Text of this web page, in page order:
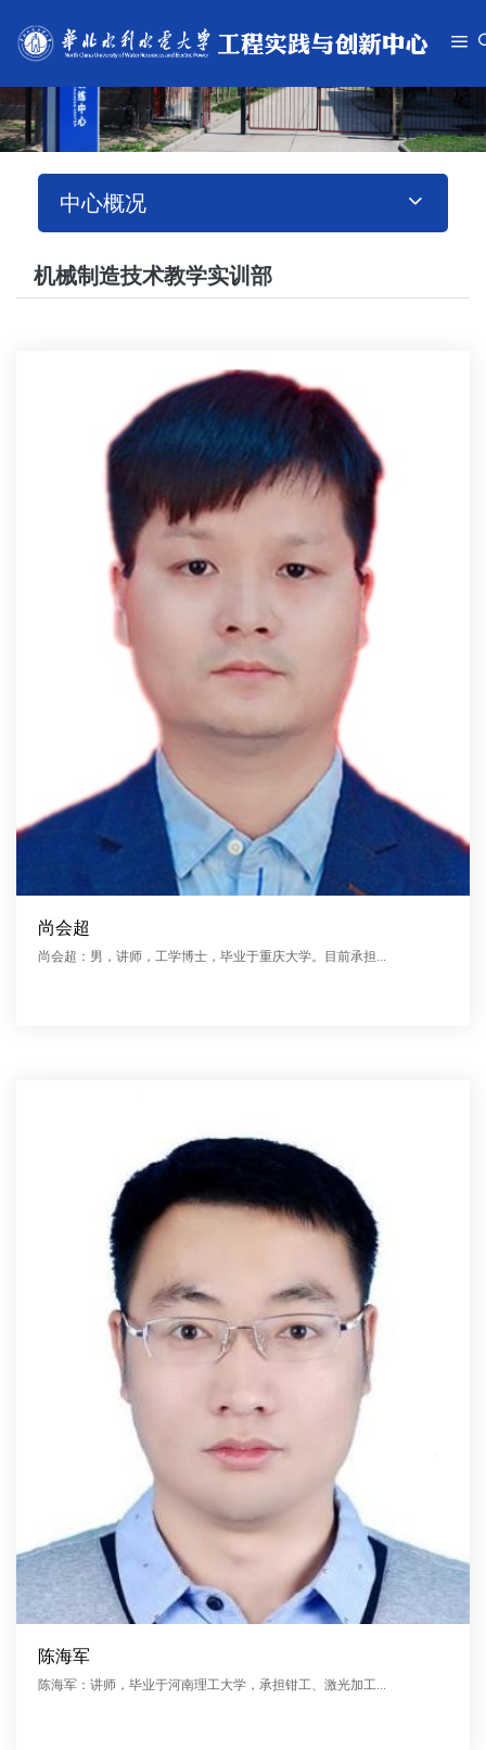
中心概况
机械制造技术教学实训部
尚会超
尚会超：男，讲师，工学博士，毕业于重庆大学。目前承担...
陈海军
陈海军：讲师，毕业于河南理工大学，承担钳工、激光加工...